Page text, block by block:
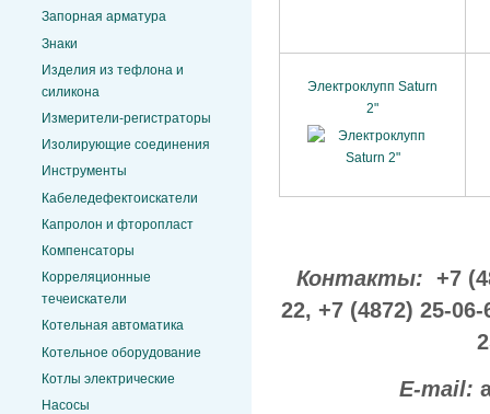
Запорная арматура
Знаки
Изделия из тефлона и
силикона
Измерители-регистраторы
Изолирующие соединения
Инструменты
Кабеледефектоискатели
Капролон и фторопласт
Компенсаторы
Корреляционные
течеискатели
Котельная автоматика
Котельное оборудование
Котлы электрические
Насосы
Электроклупп Saturn
2"
Контакты: +7
22, +7 (4872) 25-
E-mail: